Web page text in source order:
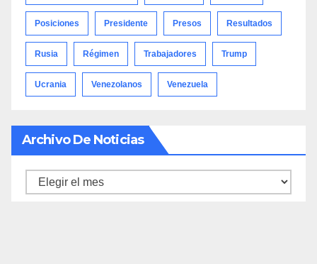
Posiciones Presidente Presos Resultados
Rusia Régimen Trabajadores Trump
Ucrania Venezolanos Venezuela
Archivo De Noticias
Archivo